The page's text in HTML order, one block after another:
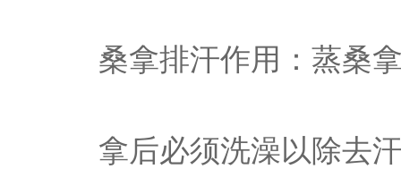
桑拿排汗作用：蒸桑
拿后必须洗澡以除去